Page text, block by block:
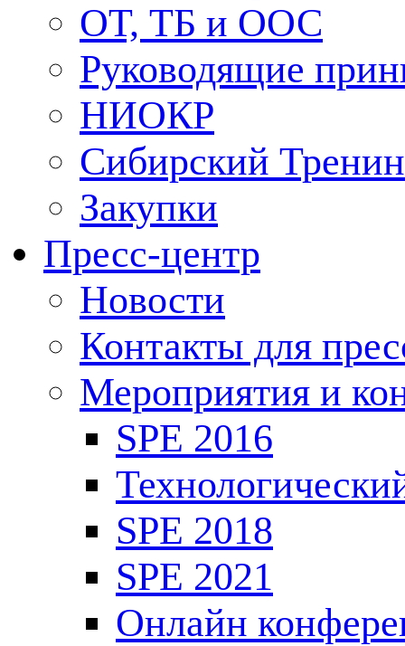
ОТ, ТБ и ООС
Руководящие
НИОКР
Сибирский
Закупки
Пресс-центр
Новости
Контакты для
Мероприятия и
SPE 2016
SPE 2018
SPE 2021
Онлайн